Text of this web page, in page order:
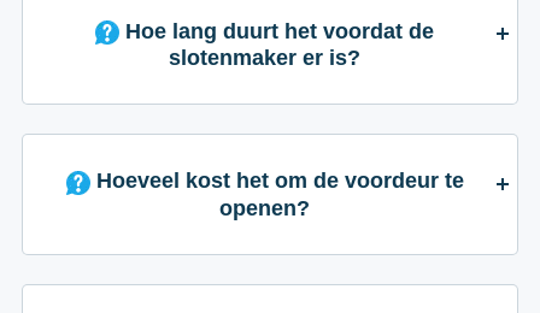
slotenmaker er is?
Hoeveel kost het om de voordeur te
openen?